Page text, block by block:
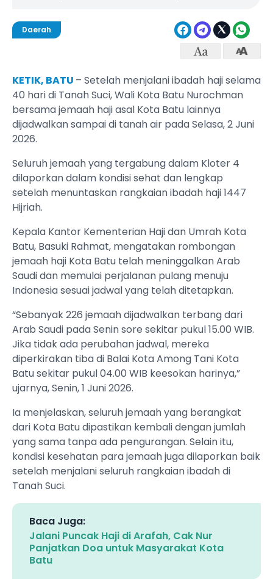
Daerah
KETIK, BATU – Setelah menjalani ibadah haji selama
40 hari di Tanah Suci, Wali Kota Batu Nurochman
bersama jemaah haji asal Kota Batu lainnya
dijadwalkan sampai di tanah air pada Selasa, 2 Juni
2026.
Seluruh jemaah yang tergabung dalam Kloter 4
dilaporkan dalam kondisi sehat dan lengkap
setelah menuntaskan rangkaian ibadah haji 1447
Hijriah.
Kepala Kantor Kementerian Haji dan Umrah Kota
Batu, Basuki Rahmat, mengatakan rombongan
jemaah haji Kota Batu telah meninggalkan Arab
Saudi dan memulai perjalanan pulang menuju
Indonesia sesuai jadwal yang telah ditetapkan.
“Sebanyak 226 jemaah dijadwalkan terbang dari
Arab Saudi pada Senin sore sekitar pukul 15.00 WIB.
Jika tidak ada perubahan jadwal, mereka
diperkirakan tiba di Balai Kota Among Tani Kota
Batu sekitar pukul 04.00 WIB keesokan harinya,”
ujarnya, Senin, 1 Juni 2026.
Ia menjelaskan, seluruh jemaah yang berangkat
dari Kota Batu dipastikan kembali dengan jumlah
yang sama tanpa ada pengurangan. Selain itu,
kondisi kesehatan para jemaah juga dilaporkan baik
setelah menjalani seluruh rangkaian ibadah di
Tanah Suci.
Baca Juga:
Jalani Puncak Haji di Arafah, Cak Nur
Panjatkan Doa untuk Masyarakat Kota
Batu